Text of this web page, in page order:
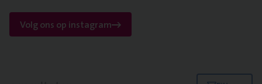
Volg ons op instagram